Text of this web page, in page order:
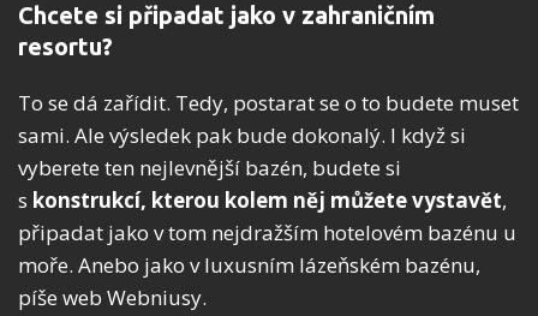
Chcete si připadat jako v zahraničním
resortu?
To se dá zařídit. Tedy, postarat se o to budete muset
sami. Ale výsledek pak bude dokonalý. I když si
vyberete ten nejlevnější bazén, budete si
s konstrukcí, kterou kolem něj můžete vystavět,
připadat jako v tom nejdražším hotelovém bazénu u
moře. Anebo jako v luxusním lázeňském bazénu,
píše web Webniusy.